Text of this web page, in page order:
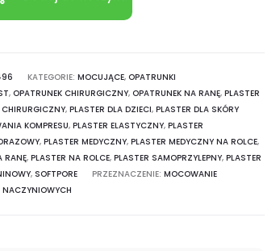
KATEGORIE: MOCUJĄCE, OPATRUNKI
, OPATRUNEK CHIRURGICZNY, OPATRUNEK NA RANĘ, PLASTER
CHIRURGICZNY, PLASTER DLA DZIECI, PLASTER DLA SKÓRY
KOMPRESU, PLASTER ELASTYCZNY, PLASTER
, PLASTER MEDYCZNY, PLASTER MEDYCZNY NA ROLCE,
RANĘ, PLASTER NA ROLCE, PLASTER SAMOPRZYLEPNY, PLASTER
, SOFTPORE PRZEZNACZENIE: MOCOWANIE